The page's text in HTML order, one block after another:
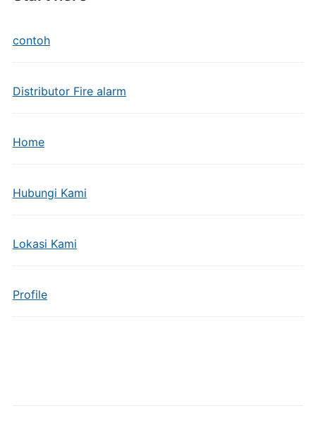
contoh
Distributor Fire alarm
Home
Hubungi Kami
Lokasi Kami
Profile